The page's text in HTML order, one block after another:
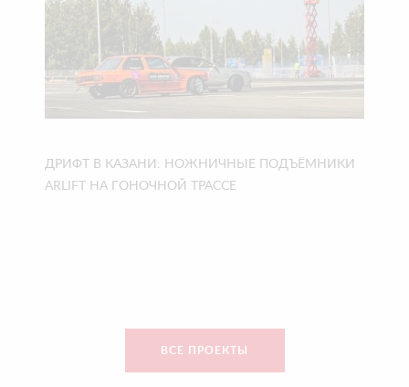
ДРИФТ В КАЗАНИ: НОЖНИЧНЫЕ ПОДЪЁМНИКИ
ARLIFT НА ГОНОЧНОЙ ТРАССЕ
ВСЕ ПРОЕКТЫ